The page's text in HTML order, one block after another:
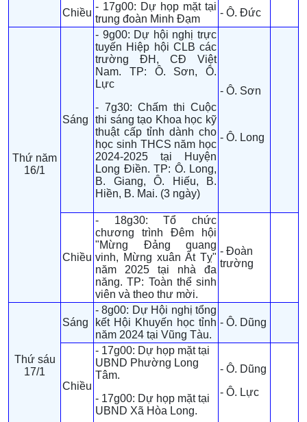
Chiều
- 17g00: Dự họp mặt tại
trung đoàn Minh Đạm
- Ô. Đức
Thứ năm
16/1
Sáng
- 9g00: Dự hội nghị trực
tuyến Hiệp hội CLB các
trường ĐH, CĐ Việt
Nam. TP: Ô. Sơn, Ô.
Lực
- 7g30: Chấm thi Cuộc
thi sáng tạo Khoa học kỹ
thuật cấp tỉnh dành cho
học sinh THCS năm học
2024-2025 tại Huyện
Long Điền. TP: Ô. Long,
B. Giang, Ô. Hiếu, B.
Hiền, B. Mai. (3 ngày)
- Ô. Sơn
- Ô. Long
Chiều
- 18g30: Tổ chức
chương trình Đêm hội
"Mừng Đảng quang
vinh, Mừng xuân Ất Tỵ"
năm 2025 tại nhà đa
năng. TP: Toàn thể sinh
viên và theo thư mời.
- Đoàn
trường
Thứ sáu
17/1
Sáng
- 8g00: Dự Hội nghị tổng
kết Hội Khuyến học tỉnh
năm 2024 tại Vũng Tàu.
- Ô. Dũng
Chiều
- 17g00: Dự họp mặt tại
UBND Phường Long
Tâm.
- 17g00: Dự họp mặt tại
UBND Xã Hòa Long.
- Ô. Dũng
- Ô. Lực